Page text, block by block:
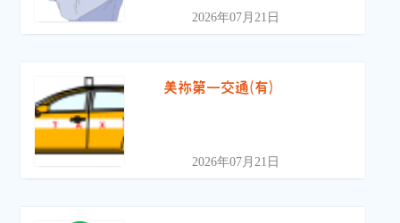
2026年07月21日
美祢第一交通(有)
2026年07月21日